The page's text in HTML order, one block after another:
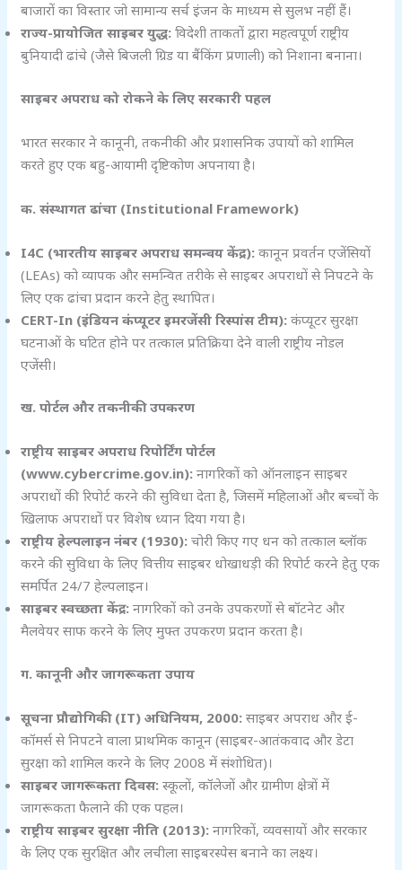
बाजारों का विस्तार जो सामान्य सर्च इंजन के माध्यम से सुलभ नहीं हैं।
राज्य-प्रायोजित साइबर युद्ध: विदेशी ताकतों द्वारा महत्वपूर्ण राष्ट्रीय
बुनियादी ढांचे (जैसे बिजली ग्रिड या बैंकिंग प्रणाली) को निशाना बनाना।
साइबर अपराध को रोकने के लिए सरकारी पहल
भारत सरकार ने कानूनी, तकनीकी और प्रशासनिक उपायों को शामिल
करते हुए एक बहु-आयामी दृष्टिकोण अपनाया है।
क. संस्थागत ढांचा (Institutional Framework)
I4C (भारतीय साइबर अपराध समन्वय केंद्र): कानून प्रवर्तन एजेंसियों
(LEAs) को व्यापक और समन्वित तरीके से साइबर अपराधों से निपटने के
लिए एक ढांचा प्रदान करने हेतु स्थापित।
CERT-In (इंडियन कंप्यूटर इमरजेंसी रिस्पांस टीम): कंप्यूटर सुरक्षा
घटनाओं के घटित होने पर तत्काल प्रतिक्रिया देने वाली राष्ट्रीय नोडल
एजेंसी।
ख. पोर्टल और तकनीकी उपकरण
राष्ट्रीय साइबर अपराध रिपोर्टिंग पोर्टल
(www.cybercrime.gov.in): नागरिकों को ऑनलाइन साइबर
अपराधों की रिपोर्ट करने की सुविधा देता है, जिसमें महिलाओं और बच्चों के
खिलाफ अपराधों पर विशेष ध्यान दिया गया है।
राष्ट्रीय हेल्पलाइन नंबर (1930): चोरी किए गए धन को तत्काल ब्लॉक
करने की सुविधा के लिए वित्तीय साइबर धोखाधड़ी की रिपोर्ट करने हेतु एक
समर्पित 24/7 हेल्पलाइन।
साइबर स्वच्छता केंद्र: नागरिकों को उनके उपकरणों से बॉटनेट और
मैलवेयर साफ करने के लिए मुफ्त उपकरण प्रदान करता है।
ग. कानूनी और जागरूकता उपाय
सूचना प्रौद्योगिकी (IT)अधिनियम, 2000: साइबर अपराध और ई-
कॉमर्स से निपटने वाला प्राथमिक कानून (साइबर-आतंकवाद और डेटा
सुरक्षा को शामिल करने के लिए 2008 में संशोधित)।
साइबर जागरूकता दिवस: स्कूलों, कॉलेजों और ग्रामीण क्षेत्रों में
जागरूकता फैलाने की एक पहल।
राष्ट्रीय साइबर सुरक्षा नीति (2013): नागरिकों, व्यवसायों और सरकार
के लिए एक सुरक्षित और लचीला साइबरस्पेस बनाने का लक्ष्य।